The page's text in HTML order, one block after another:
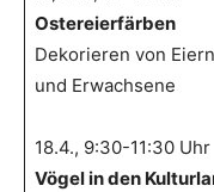
Ostereierfärben
Dekorieren von
und Erwachsene
18.4., 9:30-11:30 Uhr
Vögel in den